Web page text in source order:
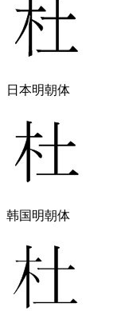
日本明朝体
韩国明朝体